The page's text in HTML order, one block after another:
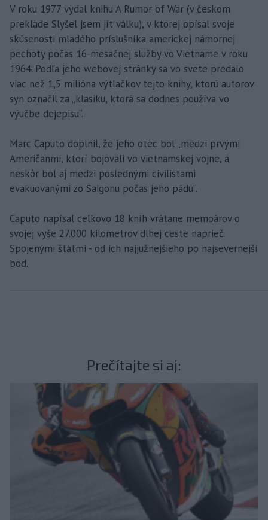
V roku 1977 vydal knihu A Rumor of War (v českom
preklade Slyšel jsem jít válku), v ktorej opísal svoje
skúsenosti mladého príslušníka americkej námornej
pechoty počas 16-mesačnej služby vo Vietname v roku
1964. Podľa jeho webovej stránky sa vo svete predalo
viac než 1,5 milióna výtlačkov tejto knihy, ktorú autorov
syn označil za „klasiku, ktorá sa dodnes používa vo
výučbe dejepisu“.
Marc Caputo doplnil, že jeho otec bol „medzi prvými
Američanmi, ktorí bojovali vo vietnamskej vojne, a
neskôr bol aj medzi poslednými civilistami
evakuovanými zo Saigonu počas jeho pádu“.
Caputo napísal celkovo 18 kníh vrátane memoárov o
svojej vyše 27.000 kilometrov dlhej ceste naprieč
Spojenými štátmi - od ich najjužnejšieho po najsevernejší
bod.
Prečítajte si aj: